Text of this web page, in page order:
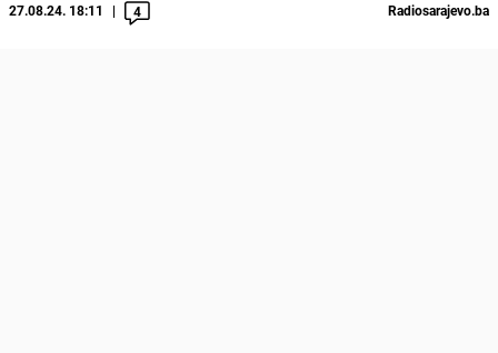
27.08.24. 18:11 4 Radiosarajevo.ba